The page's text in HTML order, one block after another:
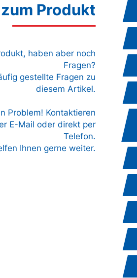
Produkt
haben aber noch
Fragen?
gestellte Fragen zu
diesem Artikel.
Problem! Kontaktieren
E-Mail oder direkt per
Telefon.
Ihnen gerne weiter.